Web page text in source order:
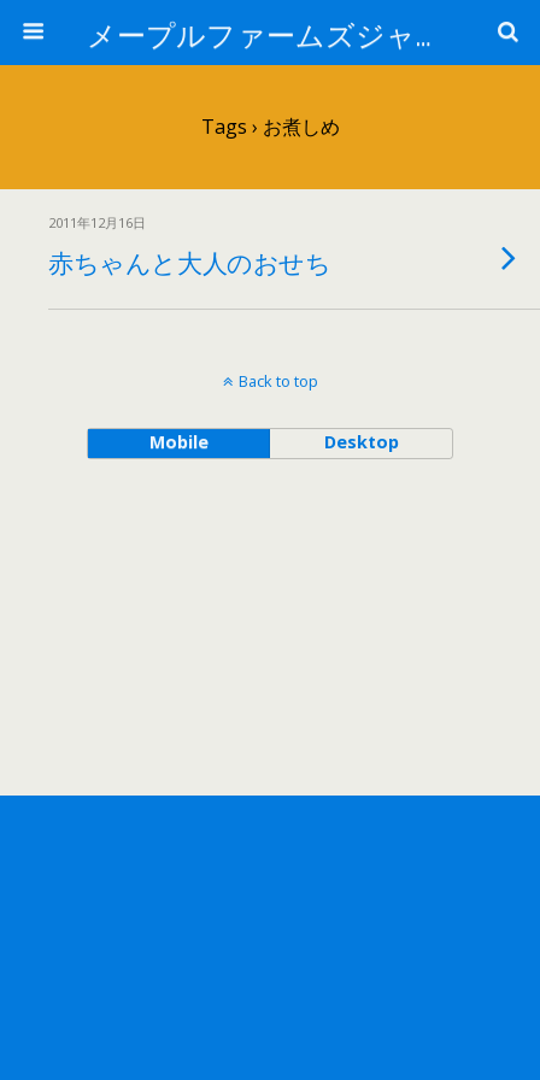
メープルファームズジャパン
Tags › お煮しめ
2011年12月16日
赤ちゃんと大人のおせち
Back to top
Mobile Desktop